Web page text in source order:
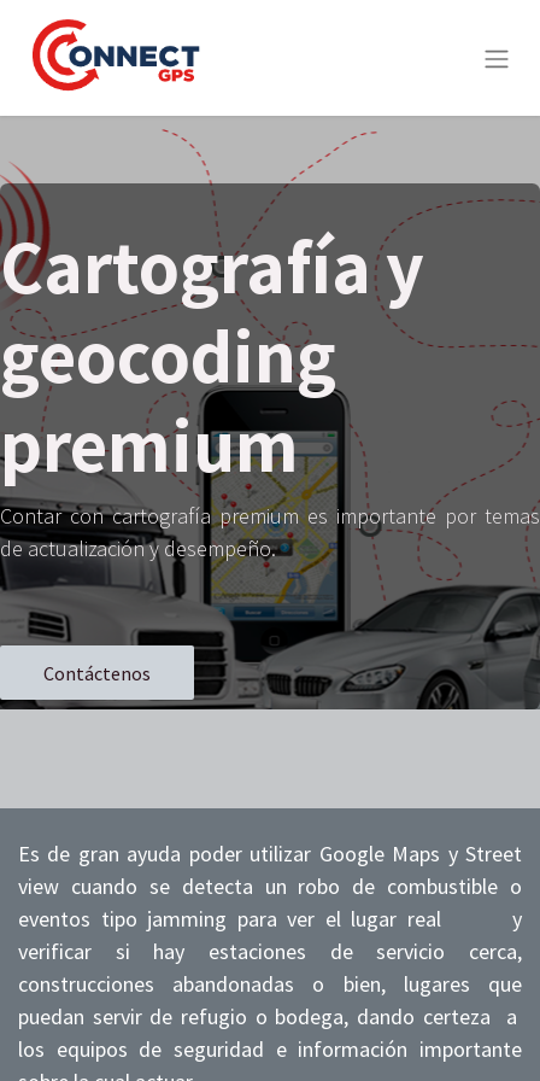
Cartografía y
geocoding
premium
Contar con cartografía premium es importante por temas
de actualización y desempeño.
Contáctenos
Es de gran ayuda poder utilizar Google Maps y Street
view cuando se detecta un robo de combustible o
eventos tipo jamming para ver el lugar real y
verificar si hay estaciones de servicio cerca,
construcciones abandonadas o bien, lugares que
puedan servir de refugio o bodega, dando certeza a
los equipos de seguridad e información importante